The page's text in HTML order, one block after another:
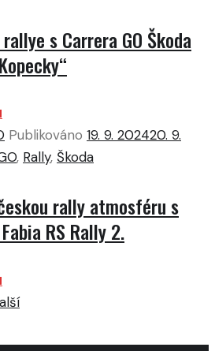
s Carrera GO Škoda
Publikováno 19. 9. 202420. 9.
, Rally, Škoda
rally atmosféru s
RS Rally 2.